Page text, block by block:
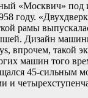
«Москвич» под
году.
рамы
Дизайн
впрочем, такой
машин того
45-сильным
и